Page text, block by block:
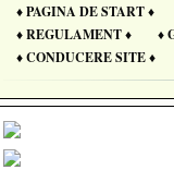
♦ PAGINA DE START ♦
♦ REGULAMENT ♦
♦
♦ CONDUCERE SITE ♦